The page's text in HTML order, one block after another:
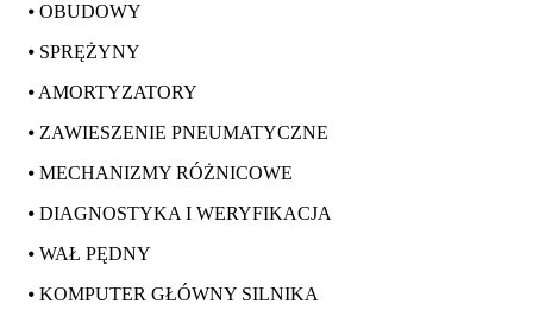
⦁ OBUDOWY
⦁ SPRĘŻYNY
⦁ AMORTYZATORY
⦁ ZAWIESZENIE PNEUMATYCZNE
⦁ MECHANIZMY RÓŻNICOWE
⦁ DIAGNOSTYKA I WERYFIKACJA
⦁ WAŁ PĘDNY
⦁ KOMPUTER GŁÓWNY SILNIKA